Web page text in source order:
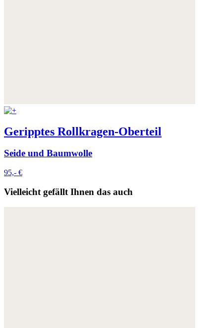
Geripptes Rollkragen-Oberteil
Seide und Baumwolle
95,- €
Vielleicht gefällt Ihnen das auch